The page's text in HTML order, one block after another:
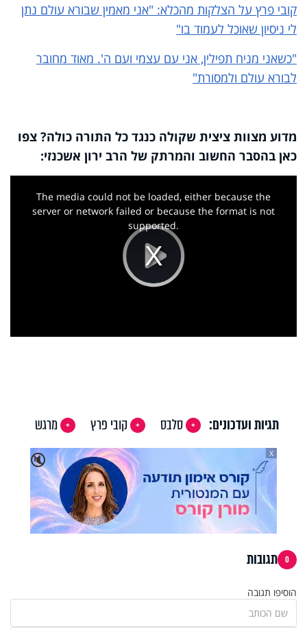
קובי פרץ על הצלקות מהכלא: "אני מאמין שבורא עולם נתן
לי ניסיון שאוכל לעמוד בו"
"כשאני מניח תפילין, אני עם עצמי ועם ה'. מאוד מחובר
לבורא עולם ולמסורת"
מדוע מצוות ציצית שקולה כנגד כל התורה כולה? צפו
כאן בהסבר החשוב והמרתק של הרב ירון אשכנזי:
Play
This
The media could not be loaded, either because the
server or network failed or because the format is not
supported.
תגיות ועדכונים: סלבס קובי פרץ
מרגש
🔇
X
0 תגובות
הוסיפו תגובה